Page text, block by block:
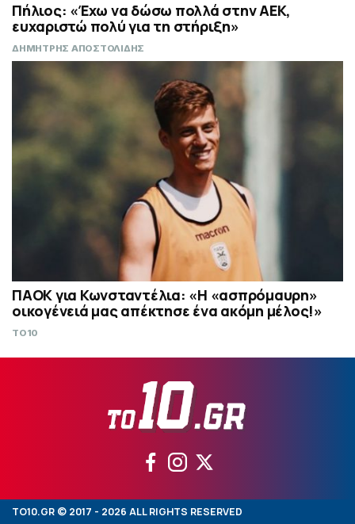
Πήλιος: «Έχω να δώσω πολλά στην ΑΕΚ,
ευχαριστώ πολύ για τη στήριξη»
ΔΗΜΗΤΡΗΣ ΑΠΟΣΤΟΛΙΔΗΣ
ΠΑΟΚ για Κωνσταντέλια: «Η «ασπρόμαυρη»
οικογένειά μας απέκτησε ένα ακόμη μέλος!»
TO10
TO10.GR © 2017 - 2026 ALL RIGHTS RESERVED